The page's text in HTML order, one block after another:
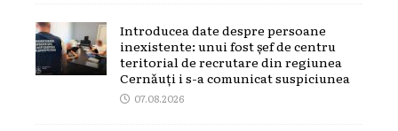
Introducea date despre persoane
inexistente: unui fost șef de centru
teritorial de recrutare din regiunea
Cernăuți i s-a comunicat suspiciunea
07.08.2026